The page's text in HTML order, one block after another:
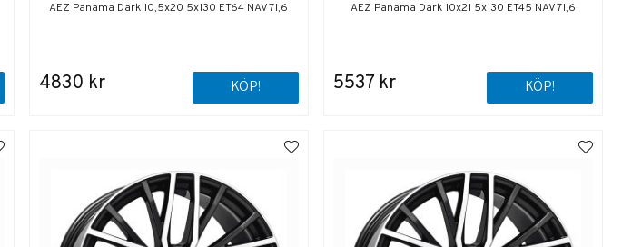
AEZ Panama Dark 10,5x20 5x130 ET64 NAV 71,6
4830 kr KÖP!
AEZ Panama Dark 10x21 5x130 ET45 NAV 71,6
5537 kr KÖP!